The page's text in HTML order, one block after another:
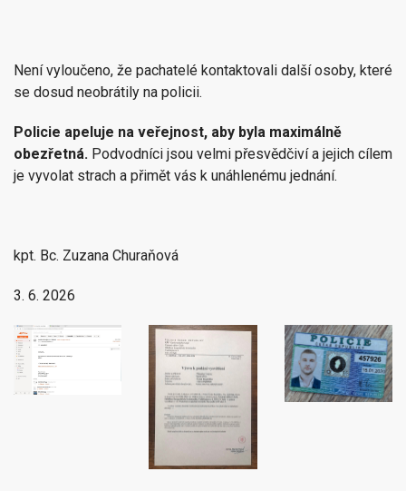
Není vyloučeno, že pachatelé kontaktovali další osoby, které
se dosud neobrátily na policii.
Policie apeluje na veřejnost, aby byla maximálně
obezřetná. Podvodníci jsou velmi přesvědčiví a jejich cílem
je vyvolat strach a přimět vás k unáhlenému jednání.
kpt. Bc. Zuzana Churaňová
3. 6. 2026